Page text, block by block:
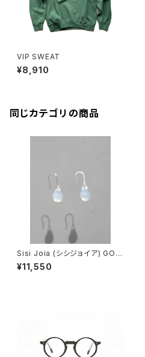
VIP SWEAT
¥8,910
同じカテゴリの商品
Sisi Joia (シシジョイア) GOT
A Mini earrings (Opaline w
hite)
¥11,550